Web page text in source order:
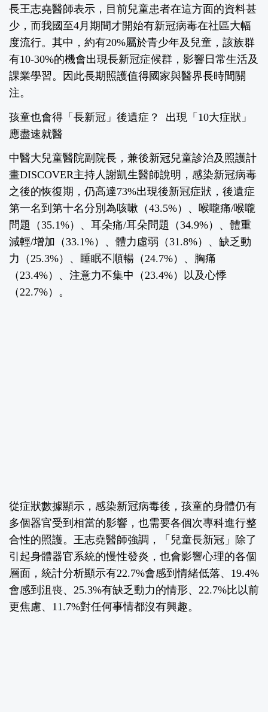
長王志堯醫師表示，目前兒童患者在這方面的資料甚
少，而我國至4月期間才開始有新冠病毒在社區大幅
度流行。其中，約有20%屬於青少年及兒童，該族群
有10-30%的機會出現長新冠症候群，影響日常生活及
課業學習。因此長期照護值得國家與醫界長時間關
注。
孩童也會得「長新冠」後遺症？ 出現「10大症狀」
應盡速就醫
中醫大兒童醫院副院長，兼後新冠兒童診治及照護計
畫DISCOVER主持人謝凱生醫師說明，感染新冠病毒
之後的恢復期，仍高達73%出現後新冠症狀，後遺症
第一名到第十名分別為咳嗽（43.5%）、喉嚨痛/喉嚨
問題（35.1%）、耳朵痛/耳朵問題（34.9%）、體重
減輕/增加（33.1%）、體力虛弱（31.8%）、缺乏動
力（25.3%）、睡眠不順暢（24.7%）、胸痛
（23.4%）、注意力不集中（23.4%）以及心悸
（22.7%）。
從症狀數據顯示，感染新冠病毒後，孩童的身體仍有
多個器官受到相當的影響，也需要各個次專科進行整
合性的照護。王志堯醫師強調，「兒童長新冠」除了
引起身體器官系統的慢性發炎，也會影響心理的各個
層面，統計分析顯示有22.7%會感到情緒低落、19.4%
會感到沮喪、25.3%有缺乏動力的情形、22.7%比以前
更焦慮、11.7%對任何事情都沒有興趣。